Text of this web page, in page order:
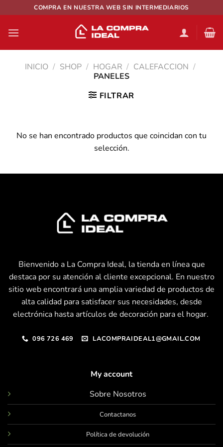
al
contenido
COMPRA EN NUESTRA WEB SIN INTERMEDIARIOS
INICIO / SHOP / HOGAR / CALEFACCION /
PANELES
FILTRAR
No se han encontrado productos que coincidan con tu
selección.
Bienvenido a La Compra Ideal, la tienda en línea que
destaca por su atención al cliente excepcional. En nuestro
sitio web encontrará una amplia variedad de productos de
alta calidad para satisfacer sus necesidades, desde
electrónica hasta artículos de decoración para el hogar.
096 726 469 LACOMPRAIDEAL1@GMAIL.COM
My account
Sobre Nosotros
Contactanos
Política de devolución